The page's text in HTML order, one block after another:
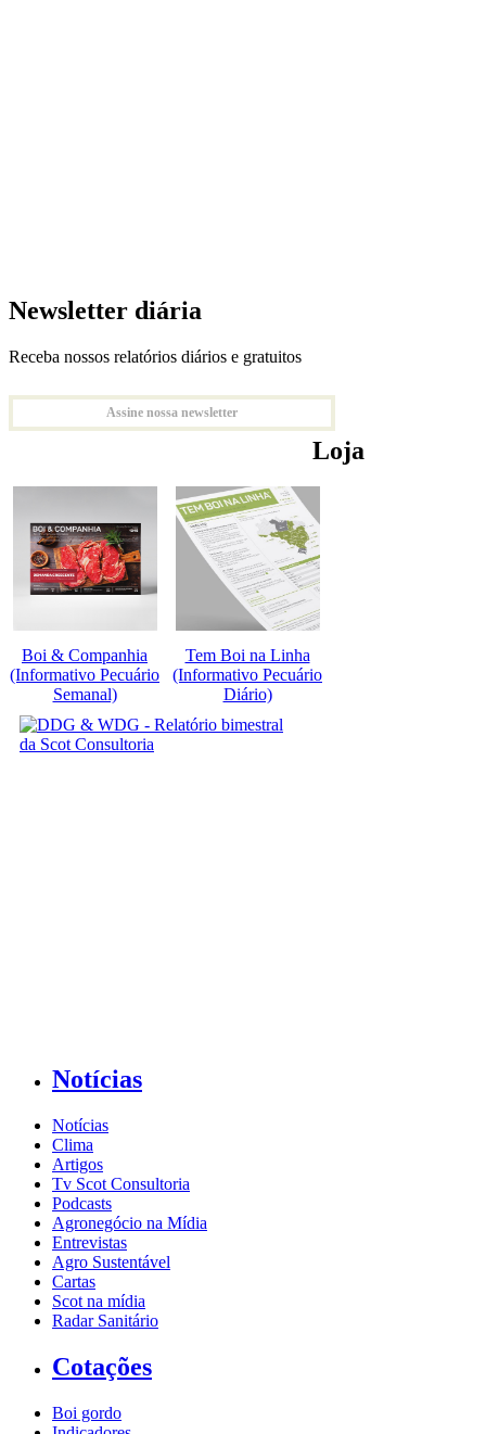
Newsletter diária
Receba nossos relatórios diários e gratuitos
Assine nossa newsletter
Loja
Boi & Companhia
(Informativo Pecuário
Semanal)
Tem Boi na Linha
(Informativo Pecuário
Diário)
Notícias
Notícias
Clima
Artigos
Tv Scot Consultoria
Podcasts
Agronegócio na Mídia
Entrevistas
Agro Sustentável
Cartas
Scot na mídia
Radar Sanitário
Cotações
Boi gordo